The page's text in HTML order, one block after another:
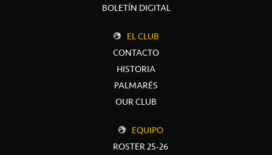
BOLETÍN DIGITAL
EL CLUB
CONTACTO
HISTORIA
PALMARÉS
OUR CLUB
EQUIPO
ROSTER 25-26